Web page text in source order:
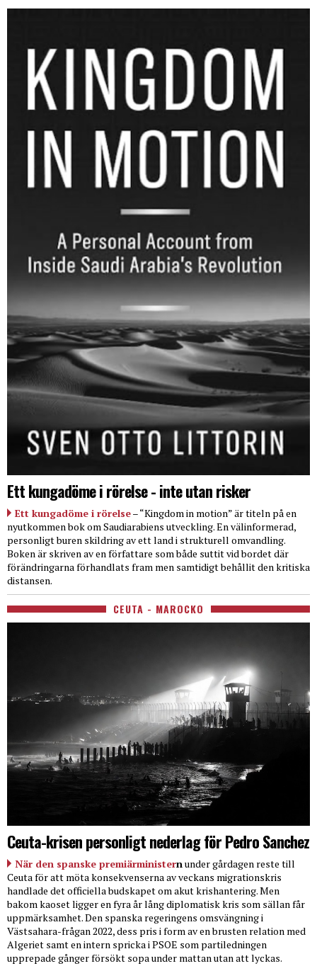
Ett kungadöme i rörelse - inte utan risker
Ett kungadöme i rörelse– “Kingdom in motion” är titeln på en
nyutkommen bok om Saudiarabiens utveckling. En välinformerad,
personligt buren skildring av ett land i strukturell omvandling.
Boken är skriven av en författare som både suttit vid bordet där
förändringarna förhandlats fram men samtidigt behållit den kritiska
distansen.
CEUTA - MAROCKO
Ceuta-krisen personligt nederlag för Pedro Sanchez
När den spanske premiärministernunder gårdagen reste till
Ceuta för att möta konsekvenserna av veckans migrationskris
handlade det officiella budskapet om akut krishantering. Men
bakom kaoset ligger en fyra år lång diplomatisk kris som sällan får
uppmärksamhet. Den spanska regeringens omsvängning i
Västsahara-frågan 2022, dess pris i form av en brusten relation med
Algeriet samt en intern spricka i PSOE som partiledningen
upprepade gånger försökt sopa under mattan utan att lyckas.